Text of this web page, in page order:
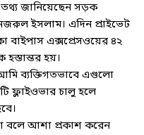
তথ্য জানিয়েছেন সড়ক
ইসলাম। এদিন প্রাইভেট
বাইপাস এক্সপ্রেসওয়ের ৪২
হয়।
ব্যক্তিগতভাবে এগুলো
ফ্লাইওভার চালু হলে
বলে আশা প্রকাশ করেন